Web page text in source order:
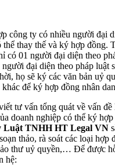
công ty có nhiều người đại
thay thế và ký hợp đồng.
có 01 người đại diện theo
đại diện theo pháp luật
họ sẽ ký các văn bản uỷ
để ký hợp đồng nhân
tư vấn tổng quát về vấn
doanh nghiệp có thể ký
Luật TNHHHT Legal VN
thảo, rà soát các loại hợp
thư uỷ quyền,… Để được
hệ: